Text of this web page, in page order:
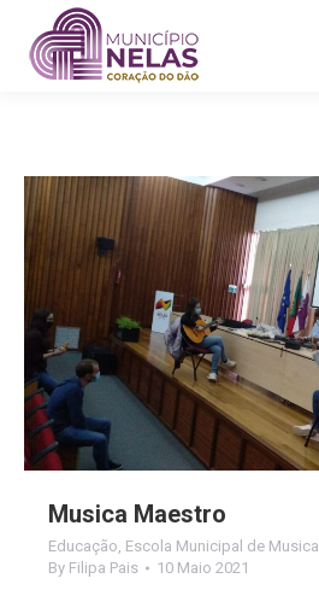
Musica Maestro
Educação, Escola Municipal de Musica
By Filipa Pais 10 Maio 2021